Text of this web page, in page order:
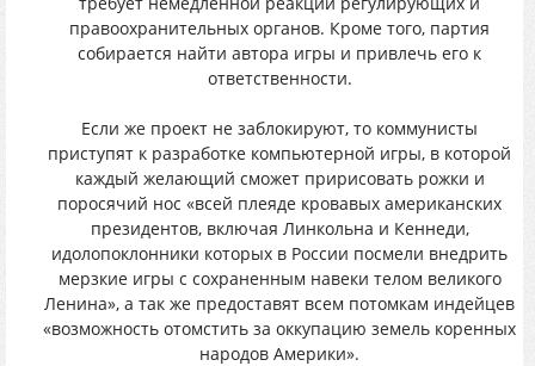
правоохранительных органов. Кроме того, партия
собирается найти автора игры и привлечь его к
ответственности.
Если же проект не заблокируют, то коммунисты
приступят к разработке компьютерной игры, в которой
каждый желающий сможет пририсовать рожки и
поросячий нос «всей плеяде кровавых американских
президентов, включая Линкольна и Кеннеди,
идолопоклонники которых в России посмели внедрить
мерзкие игры с сохраненным навеки телом великого
Ленина», а так же предоставят всем потомкам индейцев
«возможность отомстить за оккупацию земель коренных
народов Америки».